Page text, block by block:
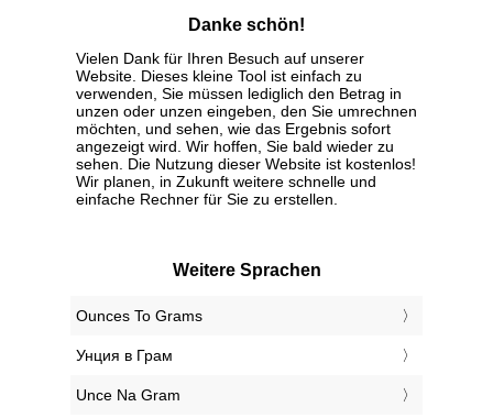
Danke schön!
Vielen Dank für Ihren Besuch auf unserer
Website. Dieses kleine Tool ist einfach zu
verwenden, Sie müssen lediglich den Betrag in
unzen oder unzen eingeben, den Sie umrechnen
möchten, und sehen, wie das Ergebnis sofort
angezeigt wird. Wir hoffen, Sie bald wieder zu
sehen. Die Nutzung dieser Website ist kostenlos!
Wir planen, in Zukunft weitere schnelle und
einfache Rechner für Sie zu erstellen.
Weitere Sprachen
‎Ounces To Grams
‎Унция в Грам
‎Unce Na Gram